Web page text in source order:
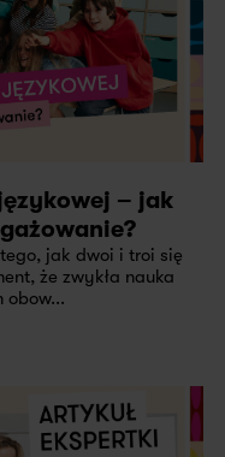
– jak
jak dwoi i troi się
że zwykła nauka
obow...